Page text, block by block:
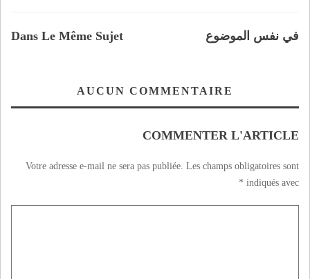
Dans Le Même Sujet في نفس الموضوع
AUCUN COMMENTAIRE
COMMENTER L'ARTICLE
Votre adresse e-mail ne sera pas publiée. Les champs obligatoires sont
indiqués avec
*